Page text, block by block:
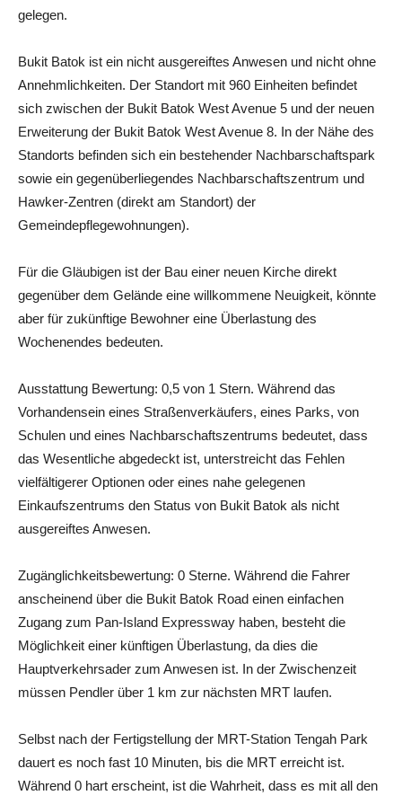
gelegen.
Bukit Batok ist ein nicht ausgereiftes Anwesen und nicht ohne
Annehmlichkeiten. Der Standort mit 960 Einheiten befindet
sich zwischen der Bukit Batok West Avenue 5 und der neuen
Erweiterung der Bukit Batok West Avenue 8. In der Nähe des
Standorts befinden sich ein bestehender Nachbarschaftspark
sowie ein gegenüberliegendes Nachbarschaftszentrum und
Hawker-Zentren (direkt am Standort) der
Gemeindepflegewohnungen).
Für die Gläubigen ist der Bau einer neuen Kirche direkt
gegenüber dem Gelände eine willkommene Neuigkeit, könnte
aber für zukünftige Bewohner eine Überlastung des
Wochenendes bedeuten.
Ausstattung Bewertung: 0,5 von 1 Stern. Während das
Vorhandensein eines Straßenverkäufers, eines Parks, von
Schulen und eines Nachbarschaftszentrums bedeutet, dass
das Wesentliche abgedeckt ist, unterstreicht das Fehlen
vielfältigerer Optionen oder eines nahe gelegenen
Einkaufszentrums den Status von Bukit Batok als nicht
ausgereiftes Anwesen.
Zugänglichkeitsbewertung: 0 Sterne. Während die Fahrer
anscheinend über die Bukit Batok Road einen einfachen
Zugang zum Pan-Island Expressway haben, besteht die
Möglichkeit einer künftigen Überlastung, da dies die
Hauptverkehrsader zum Anwesen ist. In der Zwischenzeit
müssen Pendler über 1 km zur nächsten MRT laufen.
Selbst nach der Fertigstellung der MRT-Station Tengah Park
dauert es noch fast 10 Minuten, bis die MRT erreicht ist.
Während 0 hart erscheint, ist die Wahrheit, dass es mit all den